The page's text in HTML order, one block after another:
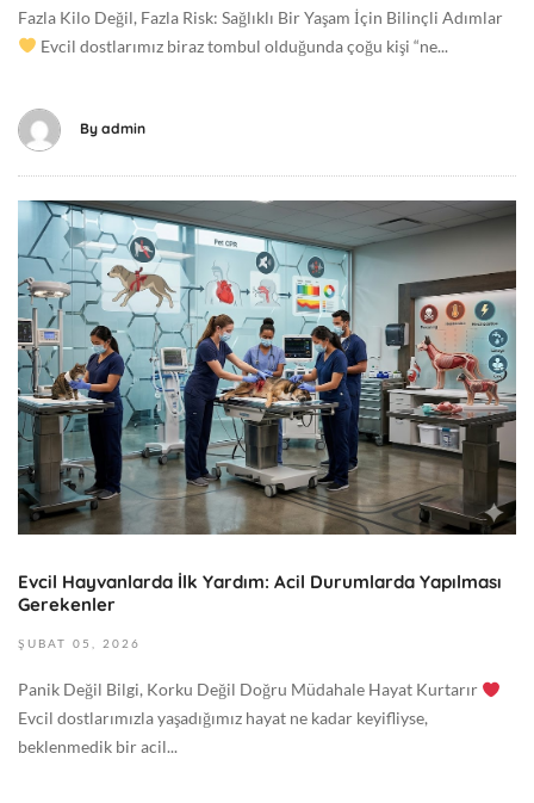
-
0
1
0
8
:
1
:
4
3
+
0
0
:
0
e
n
e
l
Fazla Kilo Değil, Fazla Risk: Sağlıklı Bir Yaşam İçin Bilinçli Adımlar
Evcil dostlarımız biraz tombul olduğunda çoğu kişi “ne...
By admin
ı
s
1
3
,
2
0
2
0
2
6
0
2
-
Evcil Hayvanlarda İlk Yardım: Acil Durumlarda Yapılması
Gerekenler
ŞUBAT 05, 2026
Panik Değil Bilgi, Korku Değil Doğru Müdahale Hayat Kurtarır
Evcil dostlarımızla yaşadığımız hayat ne kadar keyifliyse,
beklenmedik bir acil...